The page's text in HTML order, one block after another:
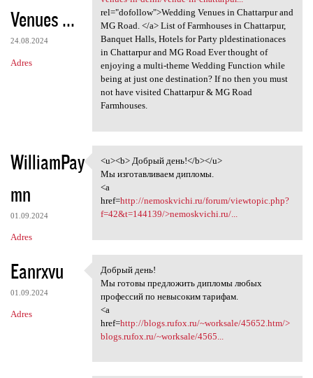
Venues ...
24.08.2024
Adres
rel="dofollow">Wedding Venues in Chattarpur and
MG Road. </a> List of Farmhouses in Chattarpur,
Banquet Halls, Hotels for Party pldestinationaces
in Chattarpur and MG Road Ever thought of
enjoying a multi-theme Wedding Function while
being at just one destination? If no then you must
not have visited Chattarpur & MG Road
Farmhouses.
WilliamPay
mn
01.09.2024
Adres
<u><b> Добрый день!</b></u>
<u><b> Добрый день!</b></u>
Мы изготавливаем дипломы.
<a
href=http://nemoskvichi.ru/forum/viewtopic.php?
f=42&t=144139/>nemoskvichi.ru/...
Eanrxvu
01.09.2024
Adres
Добрый день!
Добрый день!
Мы готовы предложить дипломы любых
профессий по невысоким тарифам.
<a
href=http://blogs.rufox.ru/~worksale/45652.htm/>
blogs.rufox.ru/~worksale/4565...